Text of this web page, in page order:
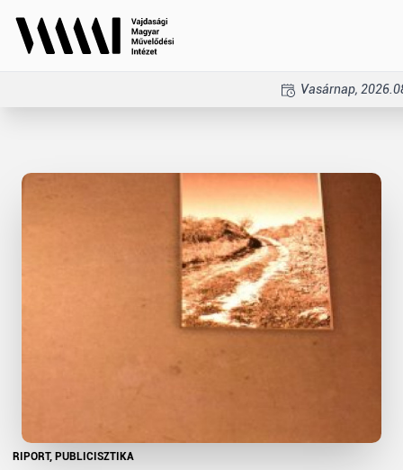
Vasárnap,
RIPORT, PUBLICISZTIKA